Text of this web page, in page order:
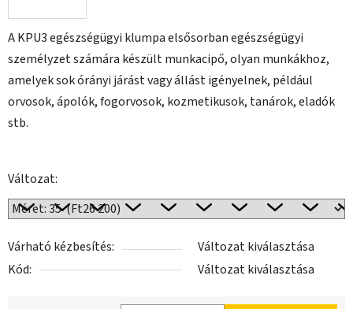
A KPU3 egészségügyi klumpa elsősorban egészségügyi
személyzet számára készült munkacipő, olyan munkákhoz,
amelyek sok órányi járást vagy állást igényelnek, például
orvosok, ápolók, fogorvosok, kozmetikusok, tanárok, eladók
stb.
Változat:
Várható kézbesítés:
Változat kiválasztása
Kód:
Változat kiválasztása